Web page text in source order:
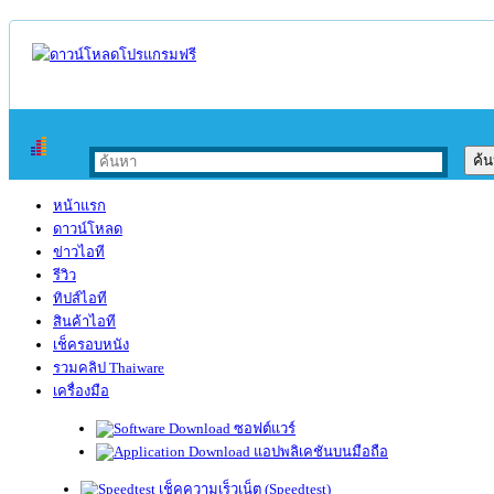
หน้าแรก
ดาวน์โหลด
ข่าวไอที
รีวิว
ทิปส์ไอที
สินค้าไอที
เช็ครอบหนัง
รวมคลิป Thaiware
เครื่องมือ
ซอฟต์แวร์
แอปพลิเคชันบนมือถือ
เช็คความเร็วเน็ต (Speedtest)